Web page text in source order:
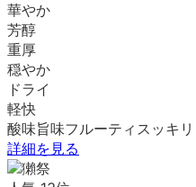
華やか
芳醇
重厚
穏やか
ドライ
軽快
酸味旨味フルーティ スッキリ
詳細を見る